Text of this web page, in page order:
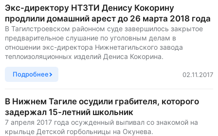
Экс-директору НТЗТИ Денису Кокорину
продлили домашний арест до 26 марта 2018 года
В Тагилстроевском районном суде завершилось закрытое
предварительное слушание по уголовным делам в
отношении экс-директора Нижнетагильского завода
теплоизоляционных изделий Дениса Кокорина.
Подробнее 02.11.2017
В Нижнем Тагиле осудили грабителя, которого
задержал 15-летний школьник
7 апреля 2017 года осужденный выпивал со знакомой на
крыльце Детской горбольницы на Окунева.